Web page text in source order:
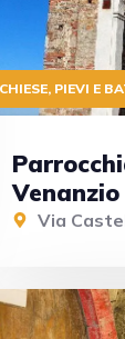
CHIESE, PIEVI E
Venanzio
Via